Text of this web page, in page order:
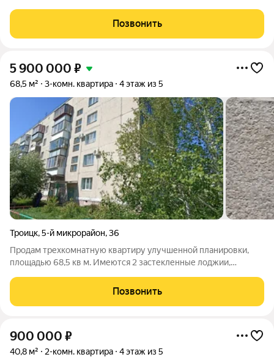
раздельный. Квартира не требует ремонта, большой плюс в
этом, что Вам не нужно будет
Позвонить
5 900 000 ₽
68,5 м² 3-комн. квартира 4 этаж из 5
Троицк,5-й микрорайон,36
Продам трехкомнатную квартиру улучшенной планировки,
площадью 68,5 кв м. Имеются 2 застекленные лоджии,
комнаты изолированные - с отдельным входом.
Инфраструктура микрорайона идеальная: школа
Позвонить
900 000 ₽
40,8 м² 2-комн. квартира 4 этаж из 5